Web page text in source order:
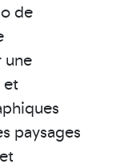
de
une
et
paysages